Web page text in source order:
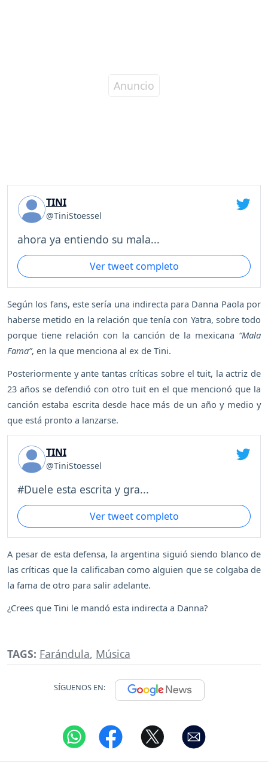
TINI
@TiniStoessel
ahora ya entiendo su mala...
Ver tweet completo
Según los fans, este sería una indirecta para Danna Paola por
haberse metido en la relación que tenía con Yatra, sobre todo
porque tiene relación con la canción de la mexicana “Mala
Fama”, en la que menciona al ex de Tini.
Posteriormente y ante tantas críticas sobre el tuit, la actriz de
23 años se defendió con otro tuit en el que mencionó que la
canción estaba escrita desde hace más de un año y medio y
que está pronto a lanzarse.
TINI
@TiniStoessel
#Duele esta escrita y gra...
Ver tweet completo
A pesar de esta defensa, la argentina siguió siendo blanco de
las críticas que la calificaban como alguien que se colgaba de
la fama de otro para salir adelante.
¿Crees que Tini le mandó esta indirecta a Danna?
TAGS: Farándula, Música
SÍGUENOS EN: